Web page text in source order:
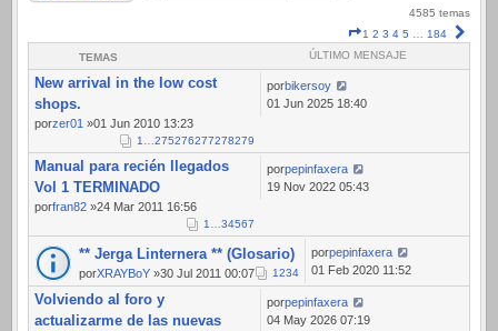
4585 temas
Página
1
1 2 3 4 5 … 184
TEMAS ÚLTIMO MENSAJE
New arrival in the low cost
shops.
porzer01 »01 Jun 2010 13:23
1…275276277278279
porbikersoy
01 Jun 2025 18:40
Manual para recién llegados
Vol 1 TERMINADO
porfran82 »24 Mar 2011 16:56
1…34567
porpepinfaxera
19 Nov 2022 05:43
** Jerga Linternera ** (Glosario)
porXRAYBoY »30 Jul 2011 00:07 1234
porpepinfaxera
01 Feb 2020 11:52
Volviendo al foro y
actualizarme de las nuevas
porpepinfaxera
04 May 2026 07:19